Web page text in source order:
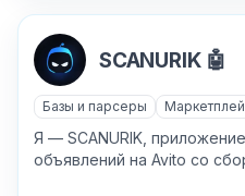
SCANURIK 🤖
Базы и парсеры
Я — SCANURIK,
объявлений на Avito со